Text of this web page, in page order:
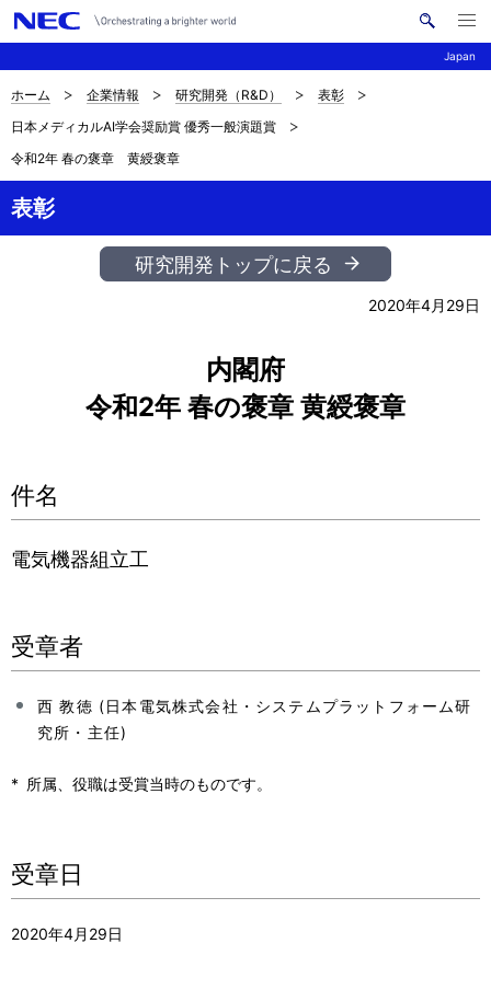
Japan
イ
メ
ニ
ュ
ナ
ビ
ゲ
ー
シ
サ
イ
ト
内
ホーム 企業情報 研究開発（R&D）
表彰
日本メディカルAI学会奨励賞 優秀一般演題賞
令和2年 春の褒章 黄綬褒章
表彰
研究開発トップに戻る
2020年4月29日
内閣府
令和2年 春の褒章 黄綬褒章
件名
電気機器組立工
受章者
西 教徳 (日本電気株式会社・システムプラットフォーム研
究所・主任)
* 所属、役職は受賞当時のものです。
受章日
2020年4月29日